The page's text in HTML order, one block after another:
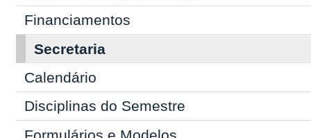
Financiamentos
Secretaria
Calendário
Disciplinas do Semestre
Formulários e Modelos